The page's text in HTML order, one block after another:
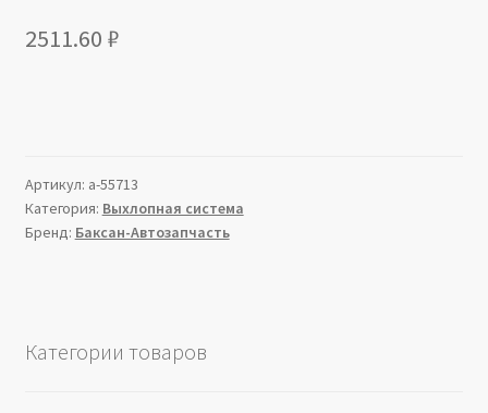
2511.60 ₽
Артикул: a-55713
Категория: Выхлопная система
Бренд: Баксан-Автозапчасть
Категории товаров